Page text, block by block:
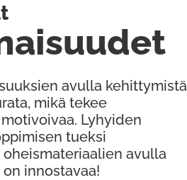
avulla kehittymistä
mikä tekee
Lyhyiden
tueksi
avulla
innostavaa!